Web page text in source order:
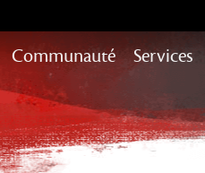
Communauté Services